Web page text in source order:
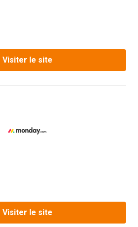
Visiter le site
Visiter le site